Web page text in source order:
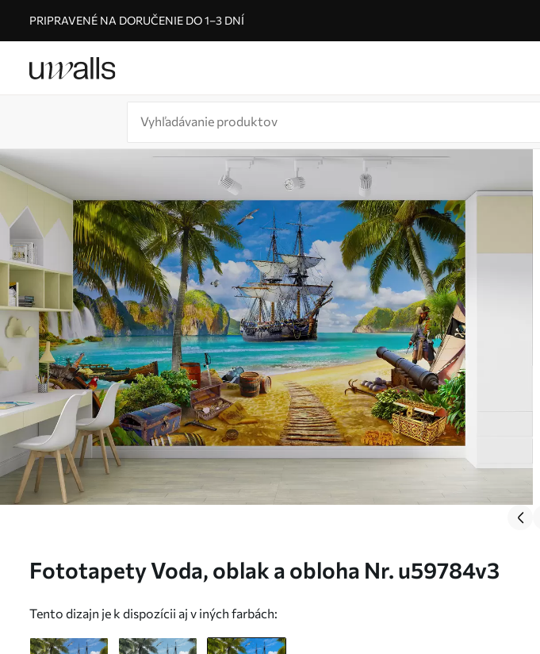
PRIPRAVENÉ NA DORUČENIE DO 1–3 DNÍ
Fototapety Voda, oblak a obloha Nr. u59784v3
Tento dizajn je k dispozícii aj v iných farbách: